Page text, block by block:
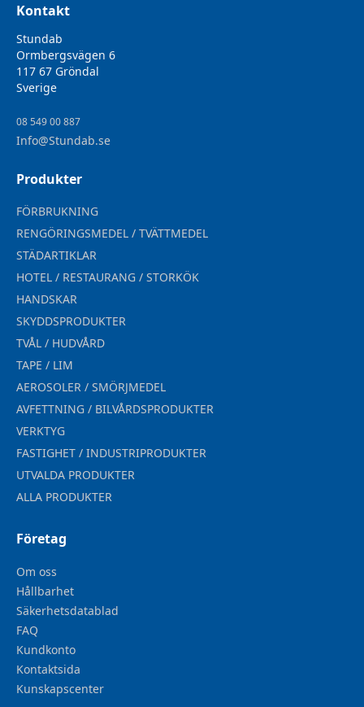
Kontakt
Stundab
Ormbergsvägen 6
117 67 Gröndal
Sverige
08 549 00 887
Info@Stundab.se
Produkter
FÖRBRUKNING
RENGÖRINGSMEDEL / TVÄTTMEDEL
STÄDARTIKLAR
HOTEL / RESTAURANG / STORKÖK
HANDSKAR
SKYDDSPRODUKTER
TVÅL / HUDVÅRD
TAPE / LIM
AEROSOLER / SMÖRJMEDEL
AVFETTNING / BILVÅRDSPRODUKTER
VERKTYG
FASTIGHET / INDUSTRIPRODUKTER
UTVALDA PRODUKTER
ALLA PRODUKTER
Företag
Om oss
Hållbarhet
Säkerhetsdatablad
FAQ
Kundkonto
Kontaktsida
Kunskapscenter